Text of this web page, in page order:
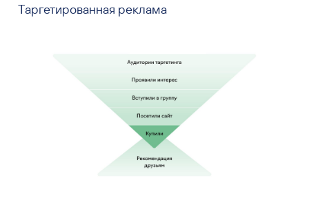
Таргетированная реклама